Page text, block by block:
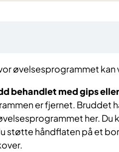
øvelsesprogrammet
behandlet med gips
er fjernet. Bruddet
her. Du
støtte håndflaten på et